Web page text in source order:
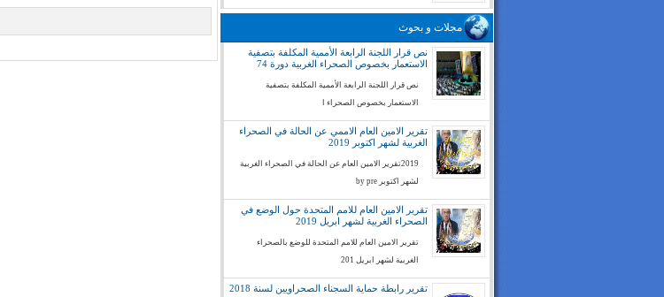
مجلات و بحوث
نص قرار اللجنة الرابعة الأممية المكلفة بتصفية
الاستعمار بخصوص الصحراء الغربية دورة 74
نص قرار اللجنة الرابعة الأممية المكلفة بتصفية
الاستعمار بخصوص الصحراء ا
تقرير الامين العام الاممي عن الحالة في الصحراء
الغربية لشهر اكتوبر 2019
2019تقرير الامين العام عن الحالة في الصحراء الغربية
لشهر اكتوبر by pre
تقرير الامين العام للامم المتحدة حول الوضع في
الصحراء الغربية لشهر ابريل 2019
تقرير الامين العام للامم المتحدة للوضع بالصحراء
الغربية لشهر ابريل 201
تقرير رابطة حماية السجناء الصحراويين لسنة 2018